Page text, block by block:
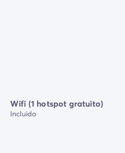
Wifi (1 hotspot gratuito)
Incluido